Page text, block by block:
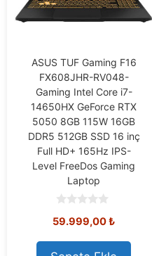
ASUS TUF Gaming F16
FX608JHR-RV048-
Gaming Intel Core i7-
14650HX GeForce RTX
5050 8GB 115W 16GB
DDR5 512GB SSD 16 inç
Full HD+ 165Hz IPS-
Level FreeDos Gaming
Laptop
o
t
o
59.999,00₺